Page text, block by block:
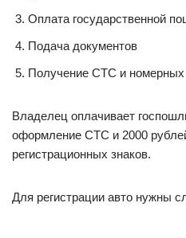
Оплата государственной
Подача документов
Получение СТС и номерных
Владелец оплачивает
оформление СТС и 2000
регистрационных знаков.
Для регистрации авто нужны